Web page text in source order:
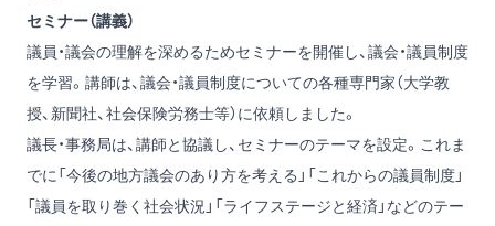
セミナー（講義）
議員・議会の理解を深めるためセミナーを開催し、議会・議員制度
を学習。講師は、議会・議員制度についての各種専門家（大学教
授、新聞社、社会保険労務士等）に依頼しました。
議長・事務局は、講師と協議し、セミナーのテーマを設定。これま
でに「今後の地方議会のあり方を考える」「これからの議員制度」
「議員を取り巻く社会状況」「ライフステージと経済」などのテー